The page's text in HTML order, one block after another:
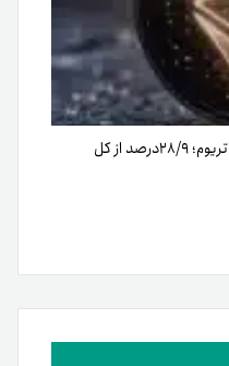
نشانه‌ای از اعتماد بلندمدت کاربران اتریوم؛ ۲۸/۹درصد از کل